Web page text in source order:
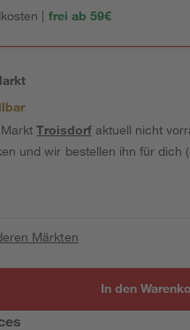
| frei ab 59€
MarktTroisdorfaktuell nicht
und wir bestellen ihn für dich
Märkten
In den